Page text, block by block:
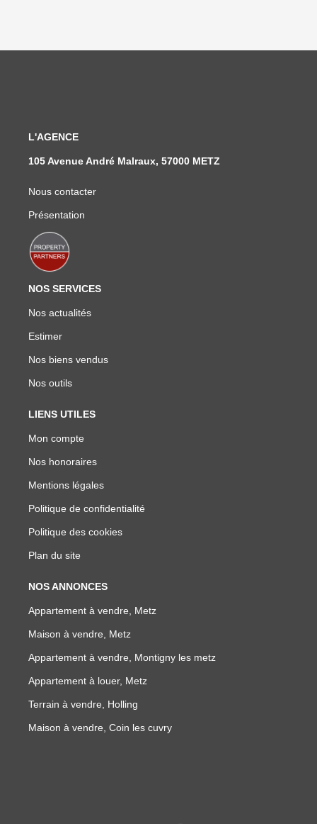
L'AGENCE
105 Avenue André Malraux, 57000 METZ
Nous contacter
Présentation
NOS SERVICES
Nos actualités
Estimer
Nos biens vendus
Nos outils
LIENS UTILES
Mon compte
Nos honoraires
Mentions légales
Politique de confidentialité
Politique des cookies
Plan du site
NOS ANNONCES
Appartement à vendre, Metz
Maison à vendre, Metz
Appartement à vendre, Montigny les metz
Appartement à louer, Metz
Terrain à vendre, Holling
Maison à vendre, Coin les cuvry